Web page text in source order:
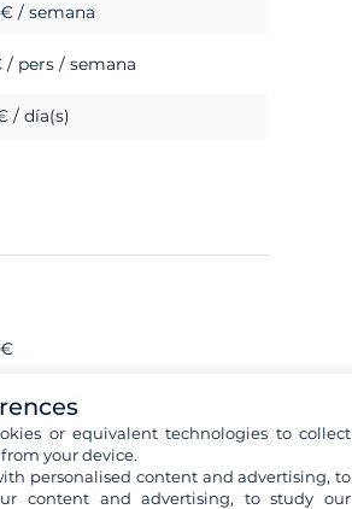
/ semana
/ pers / semana
/ día(s)
or equivalent technologies to collect
your device.
personalised content and advertising, to
content and advertising, to study our